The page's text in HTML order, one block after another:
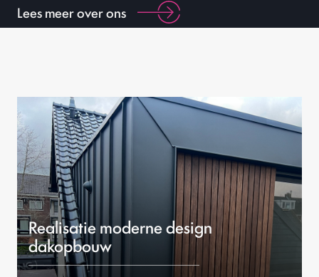
Lees meer over ons
Realisatie moderne design
dakopbouw